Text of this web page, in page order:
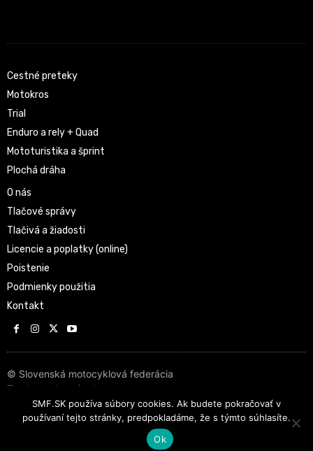
Cestné preteky
Motokros
Trial
Enduro a rely + Quad
Mototuristika a šprint
Plochá dráha
O nás
Tlačové správy
Tlačivá a žiadosti
Licencie a poplatky (online)
Poistenie
Podmienky použitia
Kontakt
© Slovenská motocyklová federácia
Tvorba web stránok
SMF.SK používa súbory cookies. Ak budete pokračovať v
používaní tejto stránky, predpokladáme, že s týmto súhlasíte.
Ok